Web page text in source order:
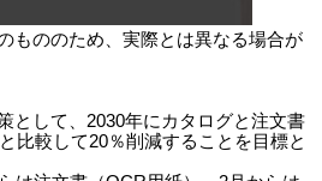
もののため、実際とは異なる場合が
として、2030年にカタログと注文書
比較して20％削減することを目標と